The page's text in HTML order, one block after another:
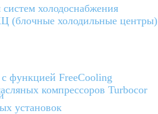
холодоснабжения
(блочные холодильные центры)
установок
функцией FreeCooling
компрессоров Turbocor